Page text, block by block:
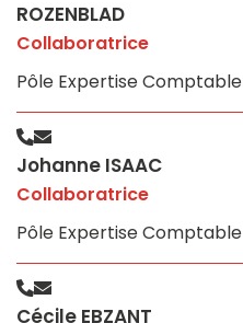
ROZENBLAD
Collaboratrice
Pôle Expertise Comptable
Johanne ISAAC
Collaboratrice
Pôle Expertise Comptable
Cécile EBZANT